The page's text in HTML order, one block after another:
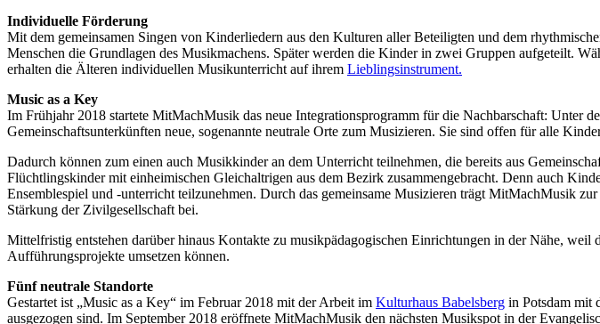
Individuelle Förderung
Mit dem gemeinsamen Singen von Kinderliedern aus den Kulturen aller Beteiligten und dem
Menschen die Grundlagen des Musikmachens. Später werden die Kinder in zwei Gruppen aufgeteilt.
erhalten die Älteren individuellen Musikunterricht auf ihrem Lieblingsinstrument.
Music as a Key
Im Frühjahr 2018 startete MitMachMusik das neue Integrationsprogramm für die Nachbarschaft: Unter
Gemeinschaftsunterkünften neue, sogenannte neutrale Orte zum Musizieren. Sie sind offen für alle
Dadurch können zum einen auch Musikkinder an dem Unterricht teilnehmen, die bereits aus
Flüchtlingskinder mit einheimischen Gleichaltrigen aus dem Bezirk zusammengebracht. Denn auch
Ensemblespiel und -unterricht teilzunehmen. Durch das gemeinsame Musizieren trägt MitMachMusik
Stärkung der Zivilgesellschaft bei.
Mittelfristig entstehen darüber hinaus Kontakte zu musikpädagogischen Einrichtungen in der Nähe, weil
Aufführungsprojekte umsetzen können.
Fünf neutrale Standorte
Gestartet ist „Music as a Key“ im Februar 2018 mit der Arbeit im Kulturhaus Babelsberg in Potsdam mit
ausgezogen sind. Im September 2018 eröffnete MitMachMusik den nächsten Musikspot in der